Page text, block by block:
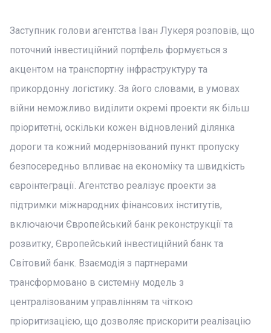
Заступник голови агентства Іван Лукеря розповів, що
поточний інвестиційний портфель формується з
акцентом на транспортну інфраструктуру та
прикордонну логістику. За його словами, в умовах
війни неможливо виділити окремі проекти як більш
пріоритетні, оскільки кожен відновлений ділянка
дороги та кожний модернізований пункт пропуску
безпосередньо впливає на економіку та швидкість
євроінтеграції. Агентство реалізує проекти за
підтримки міжнародних фінансових інститутів,
включаючи Європейський банк реконструкції та
розвитку, Європейський інвестиційний банк та
Світовий банк. Взаємодія з партнерами
трансформовано в системну модель з
централізованим управлінням та чіткою
пріоритизацією, що дозволяє прискорити реалізацію